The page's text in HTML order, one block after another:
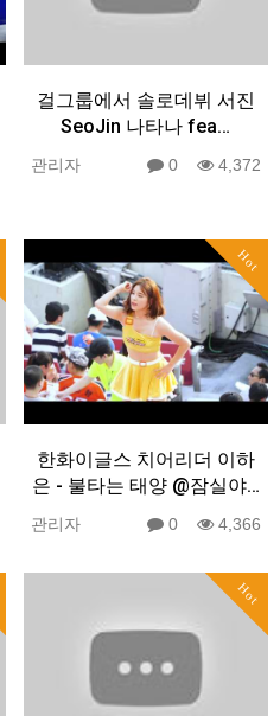
걸그룹에서 솔로데뷔 서진
SeoJin 나타나 fea…
관리자 0 4,372
Hot
한화이글스 치어리더 이하
은 - 불타는 태양 @잠실야…
관리자 0 4,366
Hot